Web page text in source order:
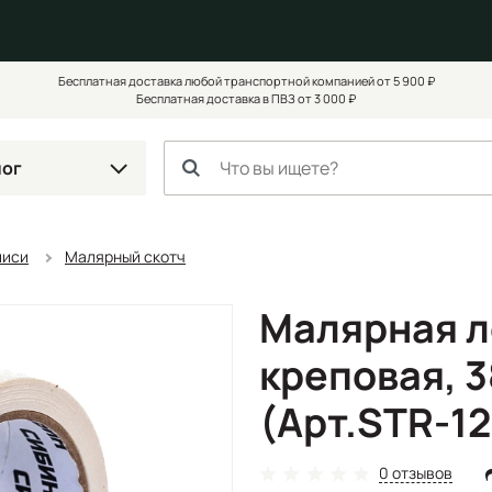
Бесплатная доставка любой транспортной компанией от 5 900 ₽
Бесплатная доставка в ПВЗ от 3 000 ₽
Малярный скотч
Малярная
креповая,
(Арт.STR-
0 отзывов